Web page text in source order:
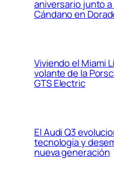
aniversario junto a
Cándano en
Viviendo el Miami
volante de la
GTS Electric
El Audi Q3
tecnología y
nueva generación